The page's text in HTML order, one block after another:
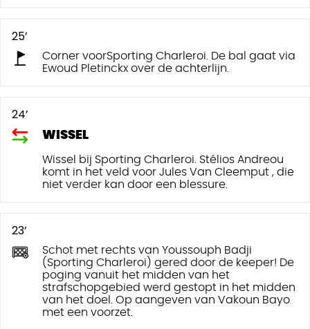
25’
Corner voorSporting Charleroi. De bal gaat via
Ewoud Pletinckx over de achterlijn.
24’
WISSEL
Wissel bij Sporting Charleroi. Stélios Andreou
komt in het veld voor Jules Van Cleemput , die
niet verder kan door een blessure.
23’
Schot met rechts van Youssouph Badji
(Sporting Charleroi) gered door de keeper! De
poging vanuit het midden van het
strafschopgebied werd gestopt in het midden
van het doel. Op aangeven van Vakoun Bayo
met een voorzet.